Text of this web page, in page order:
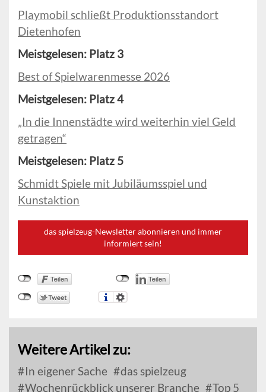
Playmobil schließt Produktionsstandort
Dietenhofen
Meistgelesen: Platz 3
Best of Spielwarenmesse 2026
Meistgelesen: Platz 4
„In die Innenstädte wird weiterhin viel Geld
getragen“
Meistgelesen: Platz 5
Schmidt Spiele mit Jubiläumsspiel und
Kunstaktion
das spielzeug-Newsletter abonnieren und immer
informiert sein!
Weitere Artikel zu:
In eigener Sache
das spielzeug
Wochenrückblick unserer Branche
Top 5